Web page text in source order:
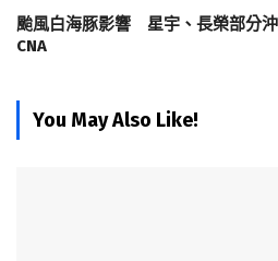
颱風白海豚影響 星宇、長榮部分
CNA
You May Also Like!